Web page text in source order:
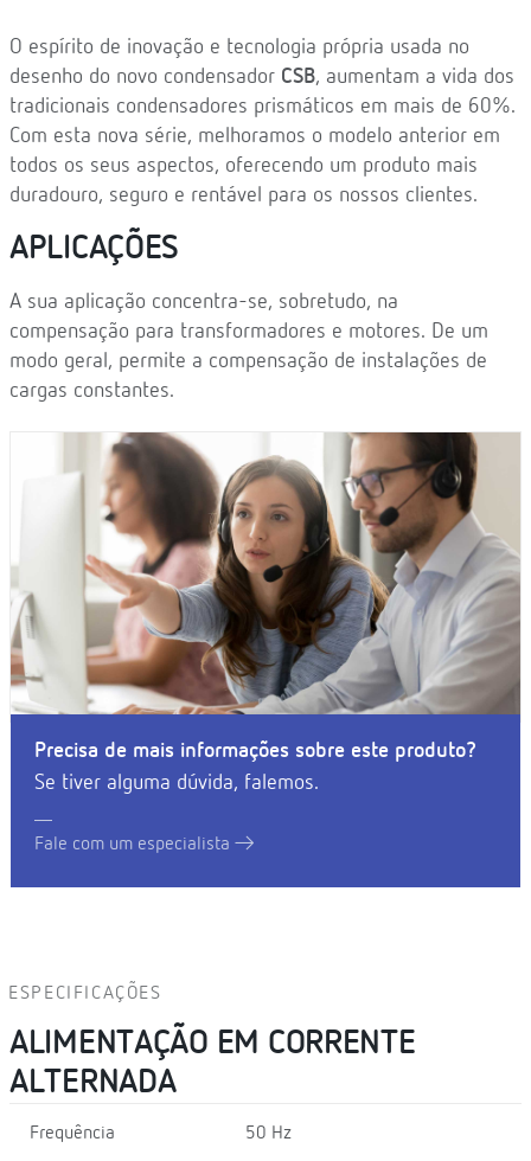
O espírito de inovação e tecnologia própria usada no
desenho do novo condensador CSB, aumentam a vida dos
tradicionais condensadores prismáticos em mais de 60%.
Com esta nova série, melhoramos o modelo anterior em
todos os seus aspectos, oferecendo um produto mais
duradouro, seguro e rentável para os nossos clientes.
APLICAÇÕES
A sua aplicação concentra-se, sobretudo, na
compensação para transformadores e motores. De um
modo geral, permite a compensação de instalações de
cargas constantes.
Precisa de mais informações sobre este produto?
Se tiver alguma dúvida, falemos.
Fale com um especialista
ESPECIFICAÇÕES
ALIMENTAÇÃO EM CORRENTE
ALTERNADA
Frequência 50 Hz